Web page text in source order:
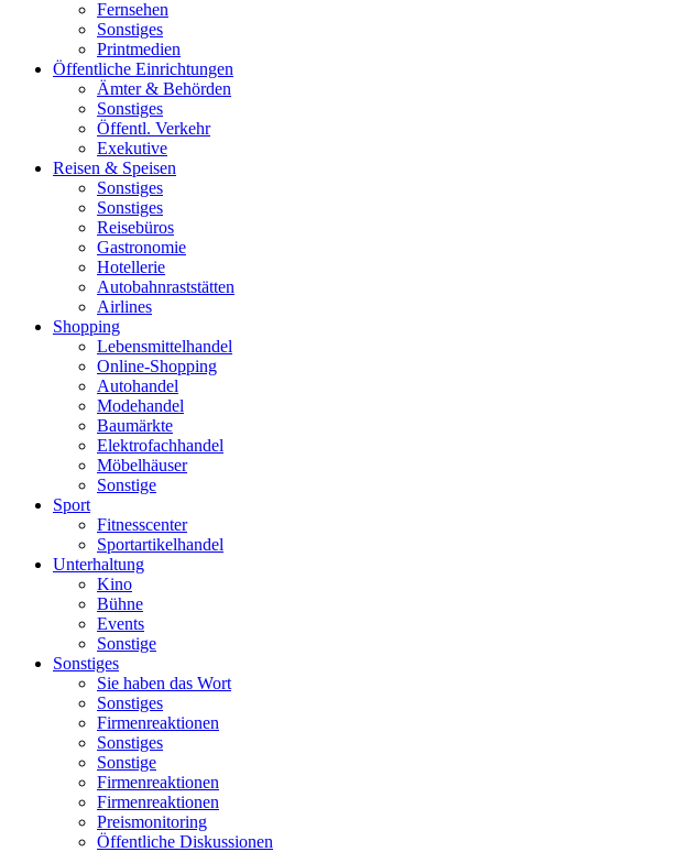
Fernsehen
Sonstiges
Printmedien
Öffentliche Einrichtungen
Ämter & Behörden
Sonstiges
Öffentl. Verkehr
Exekutive
Reisen & Speisen
Sonstiges
Sonstiges
Reisebüros
Gastronomie
Hotellerie
Autobahnraststätten
Airlines
Shopping
Lebensmittelhandel
Online-Shopping
Autohandel
Modehandel
Baumärkte
Elektrofachhandel
Möbelhäuser
Sonstige
Sport
Fitnesscenter
Sportartikelhandel
Unterhaltung
Kino
Bühne
Events
Sonstige
Sonstiges
Sie haben das Wort
Sonstiges
Firmenreaktionen
Sonstiges
Sonstige
Firmenreaktionen
Firmenreaktionen
Preismonitoring
Öffentliche Diskussionen